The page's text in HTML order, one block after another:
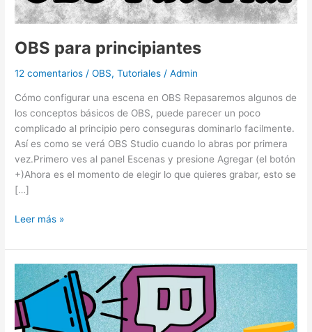
OBS para principiantes
12 comentarios /OBS,Tutoriales /Admin
Cómo configurar una escena en OBS Repasaremos algunos de
los conceptos básicos de OBS, puede parecer un poco
complicado al principio pero conseguras dominarlo facilmente.
Así es como se verá OBS Studio cuando lo abras por primera
vez.Primero ves al panel Escenas y presione Agregar (el botón
+)Ahora es el momento de elegir lo que quieres grabar, esto se
[…]
Leer más »
Cómo
monetizar
tu
Stream